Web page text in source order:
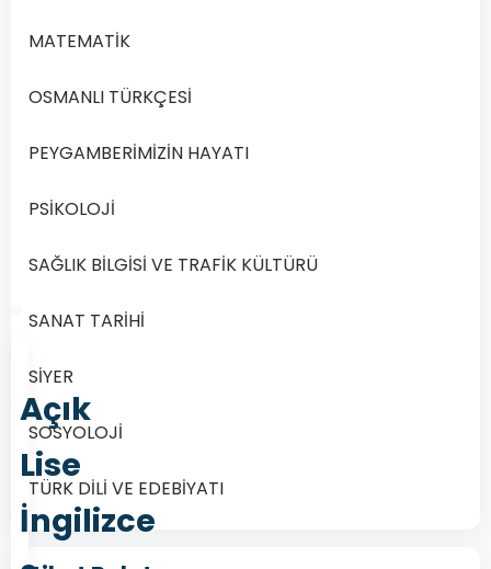
C passengers
Açık
Lise
İngilizce
MATEMATİK
OSMANLI TÜRKÇESİ
PEYGAMBERİMİZİN HAYATI
PSİKOLOJİ
SAĞLIK BİLGİSİ VE TRAFİK KÜLTÜRÜ
SANAT TARİHİ
SİYER
SOSYOLOJİ
TÜRK DİLİ VE EDEBİYATI